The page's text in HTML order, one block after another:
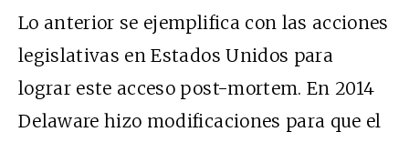
Lo anterior se ejemplifica con las acciones
legislativas en Estados Unidos para
lograr este acceso post-mortem. En 2014
Delaware hizo modificaciones para que el